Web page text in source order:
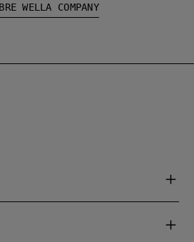
WELLA COMPANY